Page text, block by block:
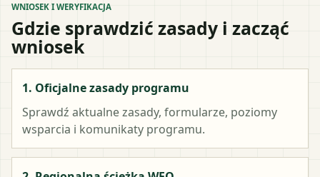
WNIOSEK I WERYFIKACJA
Gdzie sprawdzić zasady i zacząć
wniosek
1. Oficjalne zasady programu
Sprawdź aktualne zasady, formularze, poziomy
wsparcia i komunikaty programu.